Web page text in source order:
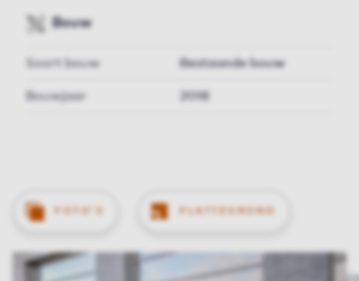
Bouw
Soort bouw Bestaande bouw
Bouwjaar 2018
PLATTEGROND